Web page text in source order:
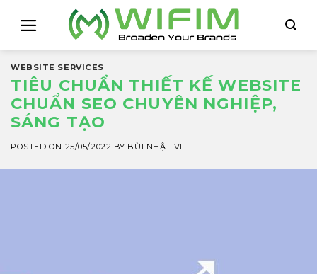
content
WEBSITE SERVICES
TIÊU CHUẨN THIẾT KẾ WEBSITE
CHUẨN SEO CHUYÊN NGHIỆP,
SÁNG TẠO
POSTED ON 25/05/2022 BY BÙI NHẬT VI